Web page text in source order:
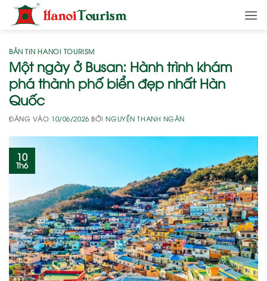
qua
dungBẢN TIN HANOI TOURISM
Một ngày ở Busan: Hành trình khám
phá thành phố biển đẹp nhất Hàn
Quốc
ĐĂNG VÀO 10/06/2026 BỞINGUYỄN THANH NGÂN
10
Th6